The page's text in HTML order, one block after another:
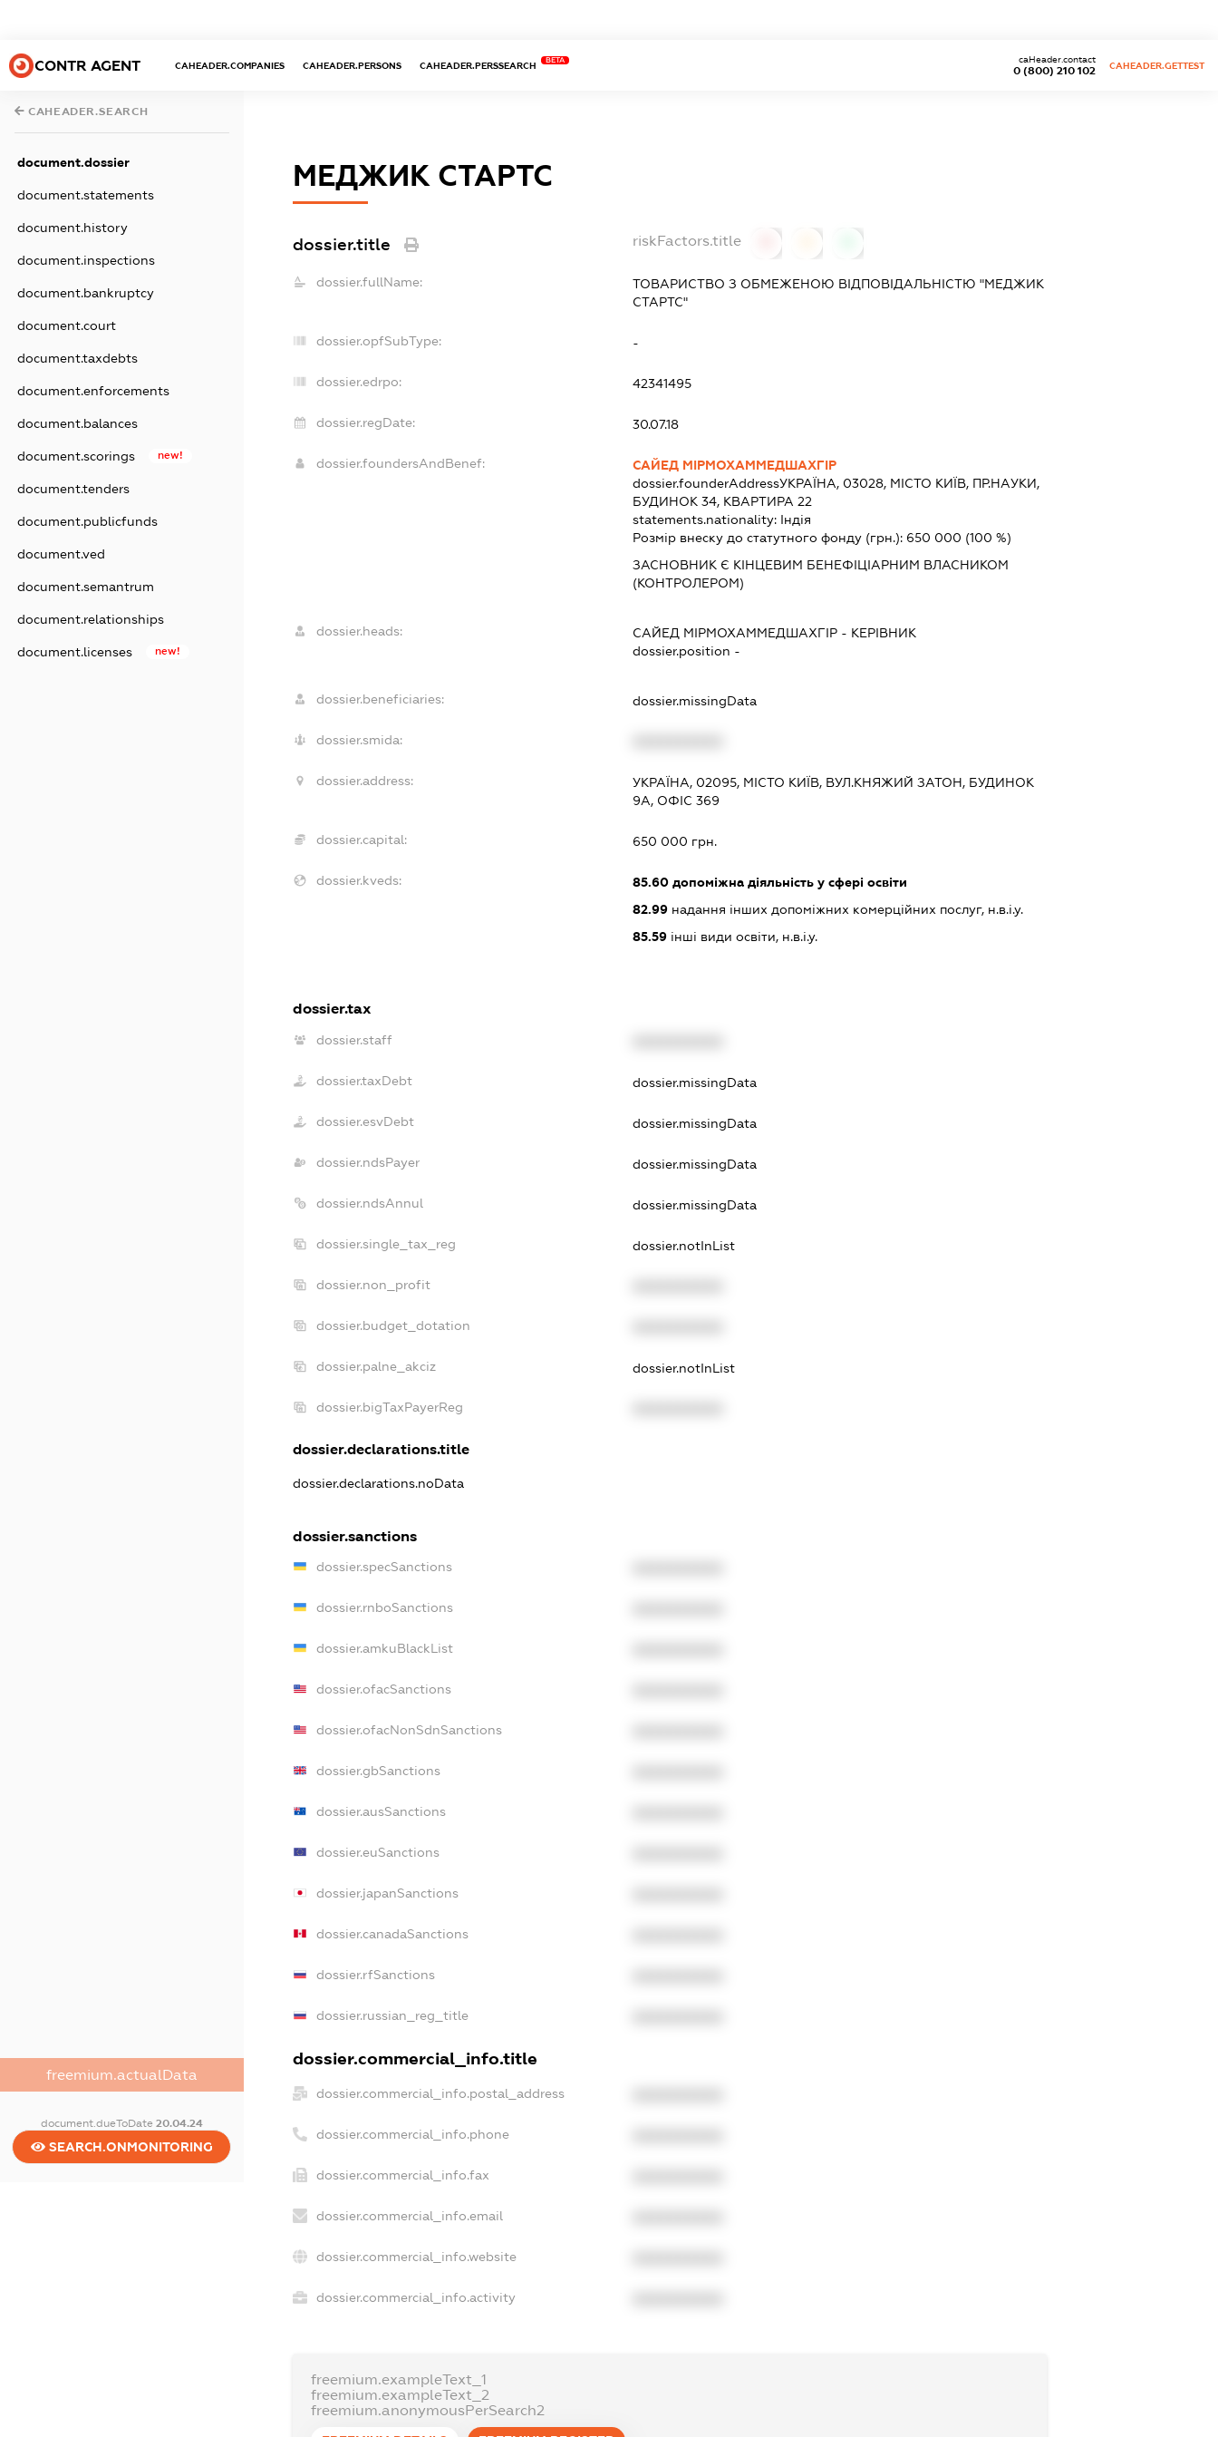
CONTR AGENT CAHEADER.COMPANIES CAHEADER.PERSONS CAHEADER.PERSSEARCH
BETA
0 (800) 210 102
caHeader.contact
CAHEADER.GETTEST
CAHEADER.SEARCH
document.dossier
document.statements
document.history
document.inspections
document.bankruptcy
document.court
document.taxdebts
document.enforcements
document.balances
document.scorings new!
document.tenders
document.publicfunds
document.ved
document.semantrum
document.relationships
document.licenses new!
freemium.actualData
document.dueToDate 20.04.24
SEARCH.ONMONITORING
МЕДЖИК СТАРТС
dossier.title riskFactors.title
dossier.fullName:
ТОВАРИСТВО З ОБМЕЖЕНОЮ ВІДПОВІДАЛЬНІСТЮ "МЕДЖИК
СТАРТС"
dossier.opfSubType: -
dossier.edrpo: 42341495
dossier.regDate: 30.07.18
dossier.foundersAndBenef:
САЙЕД МІРМОХАММЕДШАХГІР
dossier.founderAddressУКРАЇНА, 03028, МІСТО КИЇВ, ПР.НАУКИ,
БУДИНОК 34, КВАРТИРА 22
statements.nationality: Індія
Розмір внеску до статутного фонду (грн.): 650 000 (100 %)
ЗАСНОВНИК Є КІНЦЕВИМ БЕНЕФІЦІАРНИМ ВЛАСНИКОМ
(КОНТРОЛЕРОМ)
dossier.heads: САЙЕД МІРМОХАММЕДШАХГІР- КЕРІВНИК
dossier.position -
dossier.beneficiaries: dossier.missingData
dossier.smida:
dossier.address:
УКРАЇНА, 02095, МІСТО КИЇВ, ВУЛ.КНЯЖИЙ ЗАТОН, БУДИНОК
9А, ОФІС 369
dossier.capital: 650 000 грн.
dossier.kveds: 85.60допоміжна діяльність у сфері освіти
82.99надання інших допоміжних комерційних послуг, н.в.і.у.
85.59інші види освіти, н.в.і.у.
dossier.tax
dossier.staff
dossier.taxDebt dossier.missingData
dossier.esvDebt dossier.missingData
dossier.ndsPayer dossier.missingData
dossier.ndsAnnul dossier.missingData
dossier.single_tax_reg dossier.notInList
dossier.non_profit
dossier.budget_dotation
dossier.palne_akciz dossier.notInList
dossier.bigTaxPayerReg
dossier.declarations.title
dossier.declarations.noData
dossier.sanctions
dossier.specSanctions
dossier.rnboSanctions
dossier.amkuBlackList
dossier.ofacSanctions
dossier.ofacNonSdnSanctions
dossier.gbSanctions
dossier.ausSanctions
dossier.euSanctions
dossier.japanSanctions
dossier.canadaSanctions
dossier.rfSanctions
dossier.russian_reg_title
dossier.commercial_info.title
dossier.commercial_info.postal_address
dossier.commercial_info.phone
dossier.commercial_info.fax
dossier.commercial_info.email
dossier.commercial_info.website
dossier.commercial_info.activity
freemium.exampleText_1
freemium.exampleText_2
freemium.anonymousPerSearch2